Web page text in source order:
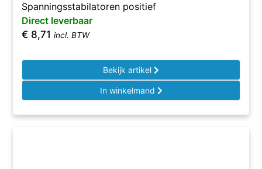
Spanningsstabilatoren positief
Direct leverbaar
€ 8,71 incl. BTW
Bekijk artikel
In winkelmand